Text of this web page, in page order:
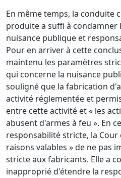
En même temps, la conduite
produite a suffi à
nuisance publique et
Pour en arriver à cette
maintenu les paramètres
qui concerne la nuisance
souligné que la fabrication
activité réglementée et
entre cette activité et « les
abusent d'armes à feu ». En
responsabilité stricte, la
raisons valables » de ne pas
stricte aux fabricants. Elle a
inapproprié d'étendre la